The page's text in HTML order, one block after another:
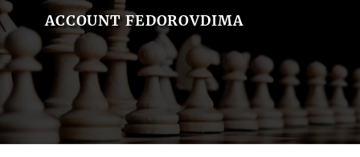
ACCOUNT FEDOROVDIMA